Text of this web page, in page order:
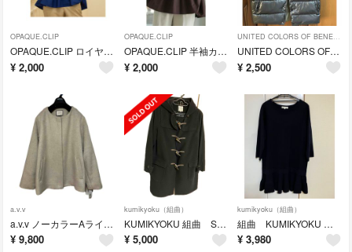
OPAQUE.CLIP
OPAQUE.CLIP ロイヤルブルー 半袖カットソー 40／Lサイズ
¥ 2,000
OPAQUE.CLIP
OPAQUE.CLIP 半袖カットソー ダークブラウン 40／Lサイズ
¥ 2,000
UNITED COLORS OF BENETTON.
UNITED COLORS OF BENETTON ダウンベスト 黒サイズ48
¥ 2,500
a.v.v
a.v.v ノーカラーAラインコート 新品 ベージュ 42サイズ
¥ 9,800
kumikyoku（組曲）
KUMIKYOKU 組曲 SALE❗️サイズ7 ダッフルコート 美品 ブラック
¥ 5,000
kumikyoku（組曲）
組曲 KUMIKYOKU ニットワンピース サイズ6 濃紺カラー
¥ 3,980